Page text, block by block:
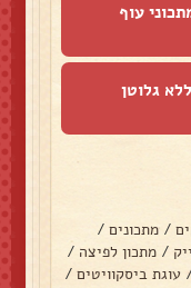
עוף
ללא גלוטן
/ מתכונים /
/ מתכון לפיצה /
עוגת ביסקוויטים /